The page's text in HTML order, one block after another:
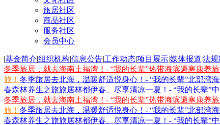
旅居社区
商品社区
服务社区
会员中心
|基金简介|组织机构|信息公告|工作动态|项目展示|媒体报道|法
冬季旅居，就去海南土福湾！- “我的长辈”热带海滨避寒康养
旅！ 冬季旅居去北海，温暖舒适悦身心！- “我的长辈”北部湾
春森林养生之旅旅居林都伊春、尽享清凉一夏！- “我的长辈”
冬季旅居，就去海南土福湾！- “我的长辈”热带海滨避寒康养
旅！ 冬季旅居去北海，温暖舒适悦身心！- “我的长辈”北部湾
春森林养生之旅旅居林都伊春、尽享清凉一夏！- “我的长辈”